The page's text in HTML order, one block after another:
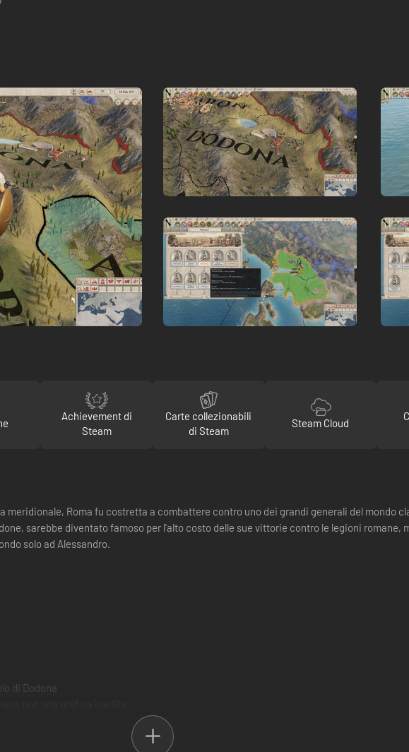
Achievement di
Steam
Carte collezionabili
di Steam
Steam Cloud
meridionale, Roma fu costretta a combattere contro uno dei grandi generali del mondo
sarebbe diventato famoso per l'alto costo delle sue vittorie contro le legioni romane,
solo ad Alessandro.
di Dodona